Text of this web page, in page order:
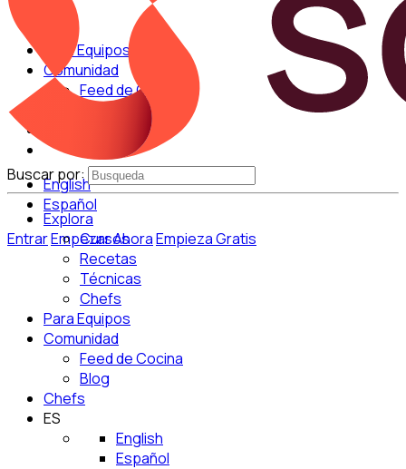
Para Equipos
Comunidad
Feed de Cocina
English
Español
EntrarEmpezar AhoraEmpieza Gratis
Buscar por:
Explora
Cursos
Recetas
Técnicas
Chefs
Para Equipos
Comunidad
Feed de Cocina
Blog
Chefs
ES
English
Español